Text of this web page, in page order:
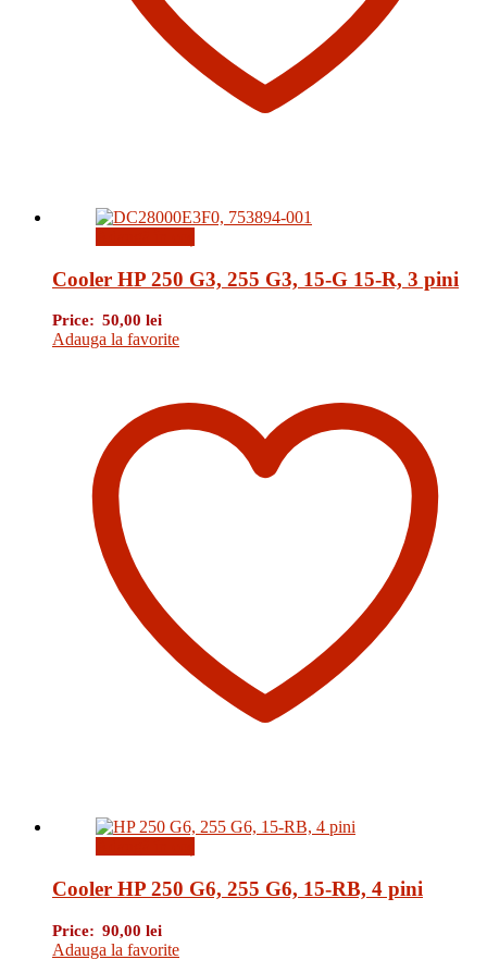
Cooler HP 250 G3, 255 G3, 15-G 15-R, 3 pini
Price: 50,00 lei
Adauga la favorite
Cooler HP 250 G6, 255 G6, 15-RB, 4 pini
Price: 90,00 lei
Adauga la favorite